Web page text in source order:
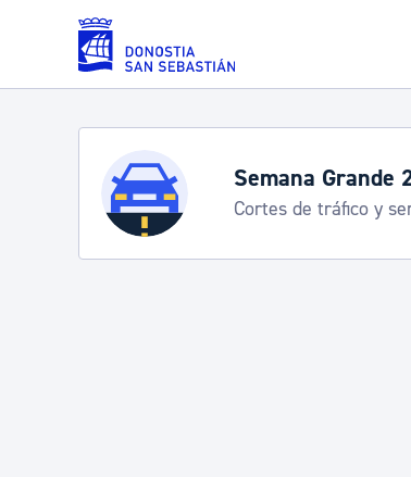
Saltar al contenido principal
Servicios
Padrón y asuntos personales
Semana Grande
Cortes de tráfico y